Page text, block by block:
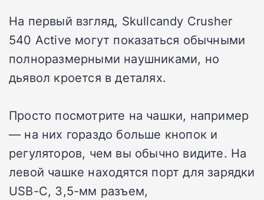
На первый взгляд, Skullcandy Crusher
540 Active могут показаться обычными
полноразмерными наушниками, но
дьявол кроется в деталях.
Просто посмотрите на чашки, например
— на них гораздо больше кнопок и
регуляторов, чем вы обычно видите. На
левой чашке находятся порт для зарядки
USB-C, 3,5-мм разъем,